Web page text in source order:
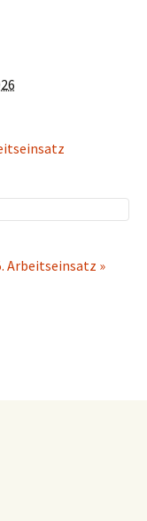
Arbeitseinsatz »